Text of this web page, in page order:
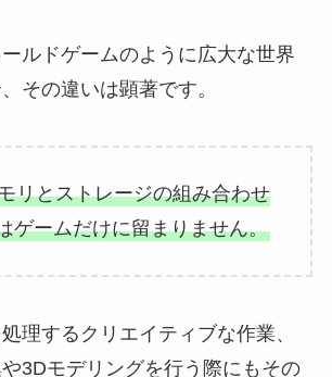
ルドゲームのように広大な世界
その違いは顕著です。
リとストレージの組み合わせ
ゲームだけに留まりません。
理するクリエイティブな作業、
3Dモデリングを行う際にもその